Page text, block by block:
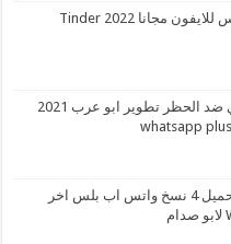
تحميل برنامج تيندر بلس للايفون مجانا 2022 Tinder
تحميل واتساب الذهبي ضد الحظر تطوير ابو عرب 2021
ابو صدام الرفاعي – تحميل 4 نسخ واتس اب بلس اخر